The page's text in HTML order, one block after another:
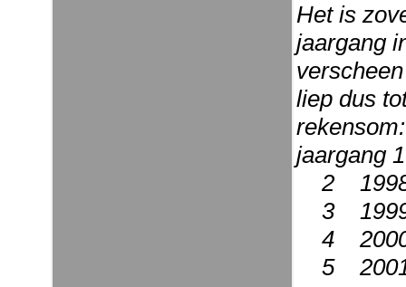
Het is
jaargang
liep dus
rekensom:
jaargang
2
3
4
5